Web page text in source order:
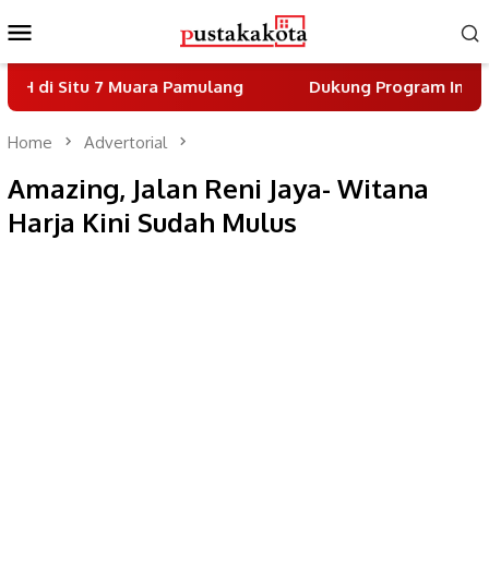
to
contentMenu
Muara Pamulang Dukung Program Indonesia Asri,
Home Advertorial
Amazing, Jalan Reni Jaya- Witana
Harja Kini Sudah Mulus